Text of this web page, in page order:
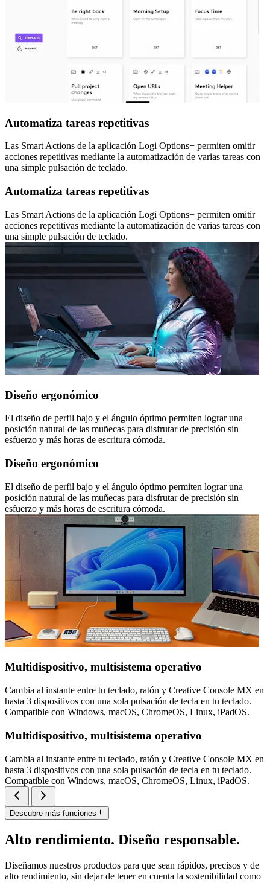
Automatiza tareas repetitivas
Las Smart Actions de la aplicación Logi Options+ permiten omitir
acciones repetitivas mediante la automatización de varias tareas con
una simple pulsación de teclado.
Automatiza tareas repetitivas
Las Smart Actions de la aplicación Logi Options+ permiten omitir
acciones repetitivas mediante la automatización de varias tareas con
una simple pulsación de teclado.
Diseño ergonómico
El diseño de perfil bajo y el ángulo óptimo permiten lograr una
posición natural de las muñecas para disfrutar de precisión sin
esfuerzo y más horas de escritura cómoda.
Diseño ergonómico
El diseño de perfil bajo y el ángulo óptimo permiten lograr una
posición natural de las muñecas para disfrutar de precisión sin
esfuerzo y más horas de escritura cómoda.
Multidispositivo, multisistema operativo
Cambia al instante entre tu teclado, ratón y Creative Console MX en
hasta 3 dispositivos con una sola pulsación de tecla en tu teclado.
Compatible con Windows, macOS, ChromeOS, Linux, iPadOS.
Multidispositivo, multisistema operativo
Cambia al instante entre tu teclado, ratón y Creative Console MX en
hasta 3 dispositivos con una sola pulsación de tecla en tu teclado.
Compatible con Windows, macOS, ChromeOS, Linux, iPadOS.
Descubre más funciones
Alto rendimiento. Diseño responsable.
Diseñamos nuestros productos para que sean rápidos, precisos y de
alto rendimiento, sin dejar de tener en cuenta la sostenibilidad como